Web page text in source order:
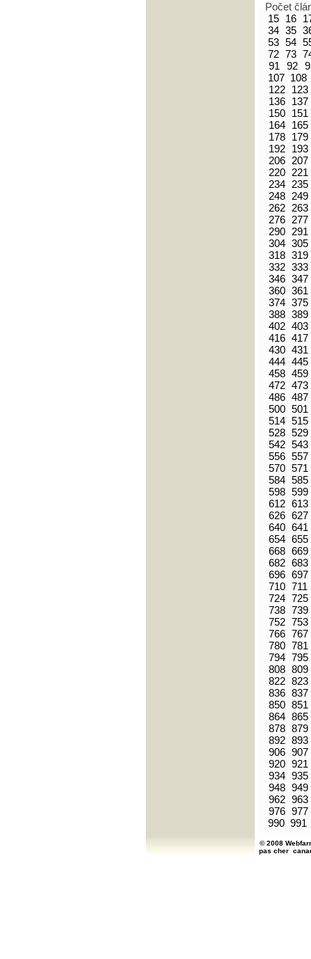
Počet
15 16
34 35
53 54
72 73
91
92
107 108
122
123
136
137
150
151
164
165
178
179
192
193
206 207
220
221
234
235
248
249
262
263
276
277
290
291
304 305
318 319
332 333
346 347
360 361
374 375
388 389
402 403
416 417
430 431
444 445
458 459
472 473
486 487
500 501
514 515
528 529
542 543
556 557
570 571
584 585
598 599
612 613
626 627
640 641
654 655
668 669
682 683
696 697
710 711
724 725
738 739
752 753
766 767
780 781
794 795
808 809
822 823
836 837
850 851
864 865
878 879
892 893
906 907
920 921
934 935
948 949
962 963
976 977
990 991
© 2008
pas cher